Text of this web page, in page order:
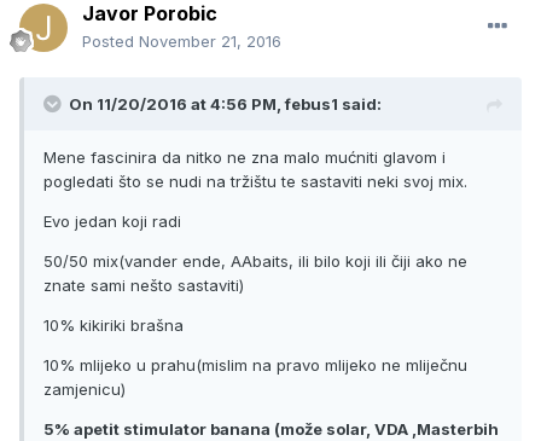
Javor Porobic
Posted November 21, 2016
On 11/20/2016 at 4:56 PM, febus1 said:
Mene fascinira da nitko ne zna malo mućniti glavom i
pogledati što se nudi na tržištu te sastaviti neki svoj mix.
Evo jedan koji radi
50/50 mix(vander ende, AAbaits, ili bilo koji ili čiji ako ne
znate sami nešto sastaviti)
10% kikiriki brašna
10% mlijeko u prahu(mislim na pravo mlijeko ne mliječnu
zamjenicu)
5% apetit stimulator banana (može solar, VDA ,Masterbih